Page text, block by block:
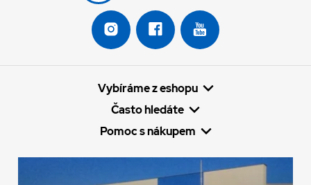
Vybíráme z eshopu
Často hledáte
Pomoc s nákupem